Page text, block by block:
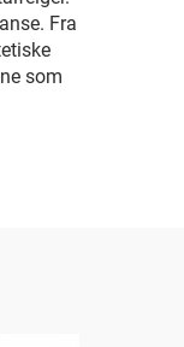
Fra
som